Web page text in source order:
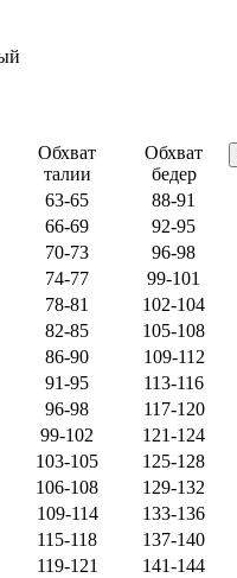
Обхват
талии
Обхват
бедер
63-65
88-91
66-69
92-95
70-73
96-98
74-77
99-101
78-81
102-104
82-85
105-108
86-90
109-112
91-95
113-116
96-98
117-120
99-102
121-124
103-105
125-128
106-108
129-132
109-114
133-136
115-118
137-140
119-121
141-144